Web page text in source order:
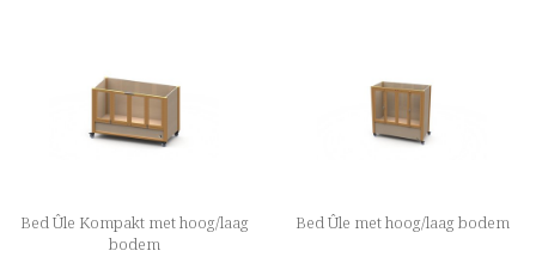
Bed Ûle Kompakt met hoog/laag
bodem
Bed Ûle met hoog/laag bodem